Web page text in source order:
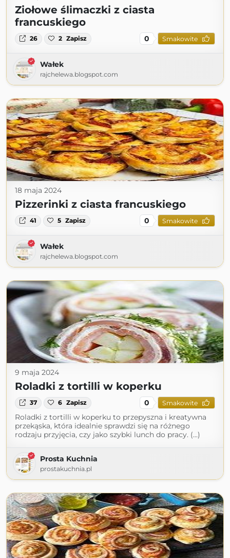
Ziołowe ślimaczki z ciasta
francuskiego
26 2 Zapisz 0 Smakowite
Wałek
rajchelewa.blogspot.com
18 maja 2024
Pizzerinki z ciasta francuskiego
41 5 Zapisz 0 Smakowite
Wałek
rajchelewa.blogspot.com
9 maja 2024
Roladki z tortilli w koperku
37 6 Zapisz 0 Smakowite
Roladki z tortilli w koperku to przepyszna i kreatywna
przekąska, która idealnie sprawdzi się na różnego
rodzaju przyjęcia, czy jako szybki lunch do pracy. (...)
Prosta Kuchnia
prostakuchnia.pl